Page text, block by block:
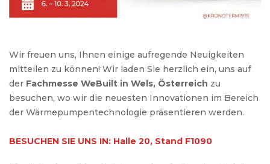
Wir freuen uns, Ihnen einige aufregende Neuigkeiten
mitteilen zu können! Wir laden Sie herzlich ein, uns auf
der Fachmesse WeBuilt in Wels, Österreich zu
besuchen, wo wir die neuesten Innovationen im Bereich
der Wärmepumpentechnologie präsentieren werden.
BESUCHEN SIE UNS IN: Halle 20, Stand F1090